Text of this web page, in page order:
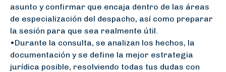
asunto y confirmar que encaja dentro de las áreas
de especialización del despacho, así como preparar
la sesión para que sea realmente útil.
•Durante la consulta, se analizan los hechos, la
documentación y se define la mejor estrategia
jurídica posible, resolviendo todas tus dudas con